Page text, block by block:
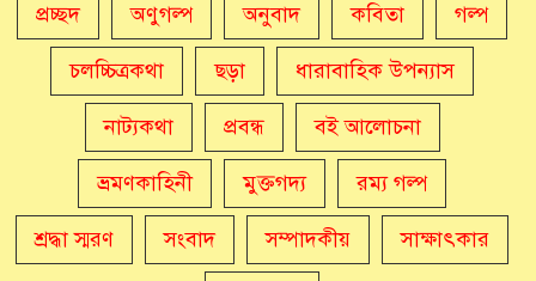
প্রচ্ছদ অণুগল্প অনুবাদ কবিতা গল্প
চলচ্চিত্রকথা ছড়া ধারাবাহিক উপন্যাস
নাট্যকথা প্রবন্ধ বই আলোচনা
ভ্রমণকাহিনী মুক্তগদ্য রম্য গল্প
শ্রদ্ধা স্মরণ সংবাদ সম্পাদকীয় সাক্ষাৎকার